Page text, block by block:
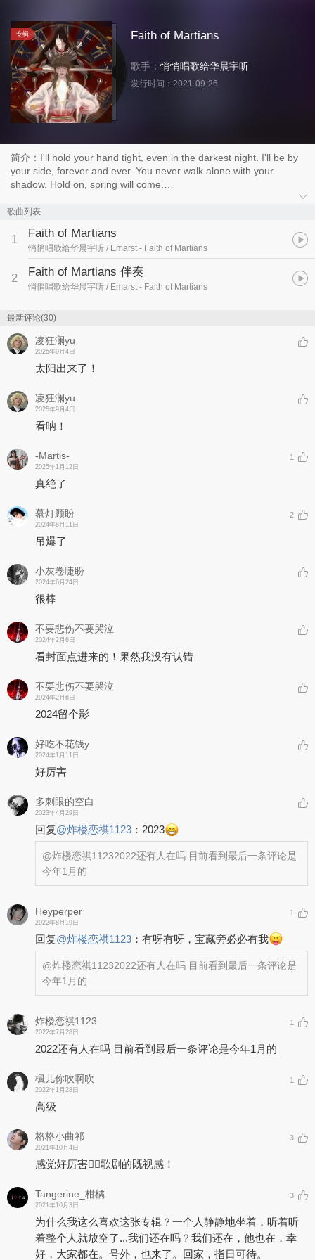
专辑 Faith of Martians
歌手：悄悄唱歌给华晨宇听
发行时间： 2021-09-26
简介：I'll hold your hand tight, even in the darkest night. I'll be by
your side, forever and ever. You never walk alone with your
shadow. Hold on, spring will come.
也是你选择接受我们这份爱的开始
这份爱将常伴你左右
直至星球陨落，也不会斑驳
不再踩着自己的影子踏往成长
尽管向前，我会一路奉陪
当初的相互支持，我们一起让927成为了开始
也直至永恒
歌曲中致敬华晨宇先生的音乐元素：
（0:56s～1:14s）英文念白，华晨宇《好想爱这个世界啊》歌词的英
文翻译；
歌曲列表
1 Faith of Martians
悄悄唱歌给华晨宇听 / Emarst - Faith of Martians
2 Faith of Martians 伴奏
悄悄唱歌给华晨宇听 / Emarst - Faith of Martians
最新评论(30)
凌狂澜yu
2025年9月4日
太阳出来了！
凌狂澜yu
2025年9月4日
看呐！
-Martis-
2025年1月12日
1
真绝了
慕灯顾盼
2024年8月11日
2
吊爆了
小灰卷睫盼
2024年6月24日
很棒
不要悲伤不要哭泣
2024年2月6日
看封面点进来的！果然我没有认错
不要悲伤不要哭泣
2024年2月6日
2024留个影
好吃不花钱y
2024年1月11日
好厉害
多刺眼的空白
2023年4月29日
回复@炸楼恋祺1123 ： 2023
@炸楼恋祺11232022还有人在吗 目前看到最后一条评论是
今年1月的
Heyperper
2022年8月19日
1
回复@炸楼恋祺1123 ： 有呀有呀，宝藏旁必必有我
@炸楼恋祺11232022还有人在吗 目前看到最后一条评论是
今年1月的
炸楼恋祺1123
2022年7月28日
1
2022还有人在吗 目前看到最后一条评论是今年1月的
楓儿你吹啊吹
2022年1月28日
1
高级
格格小曲祁
2021年10月4日
3
感觉好厉害👍🏻歌剧的既视感！
Tangerine_柑橘
2021年10月3日
3
为什么我这么喜欢这张专辑？一个人静静地坐着，听着听
着整个人就放空了...我们还在吗？我们还在，他也在，幸
好，大家都在。号外，也来了。回家，指日可待。